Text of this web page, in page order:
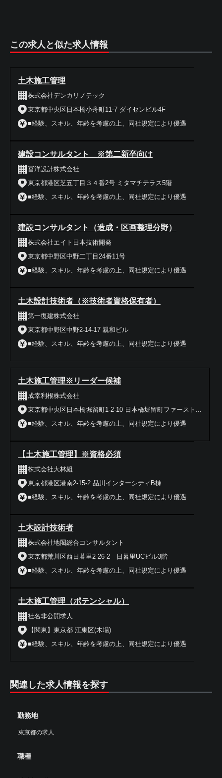
この求人と似た求人情報
土木施工管理
株式会社デンカリノテック
東京都中央区日本橋小舟町11-7 ダイセンビル4F
■経験、スキル、年齢を考慮の上、同社規定により優遇
建設コンサルタント ※第二新卒向け
冨洋設計株式会社
東京都港区芝五丁目３４番2号 ミタマチテラス5階
■経験、スキル、年齢を考慮の上、同社規定により優遇
建設コンサルタント（造成・区画整理分野）
株式会社エイト日本技術開発
東京都中野区中野二丁目24番11号
■経験、スキル、年齢を考慮の上、同社規定により優遇
土木設計技術者（※技術者資格保有者）
第一復建株式会社
東京都中野区中野2-14-17 親和ビル
■経験、スキル、年齢を考慮の上、同社規定により優遇
土木施工管理※リーダー候補
成幸利根株式会社
東京都中央区日本橋堀留町1-2-10 日本橋堀留町ファースト...
■経験、スキル、年齢を考慮の上、同社規定により優遇
【土木施工管理】※資格必須
株式会社大林組
東京都港区港南2-15-2 品川インターシティB棟
■経験、スキル、年齢を考慮の上、同社規定により優遇
土木設計技術者
株式会社地圏総合コンサルタント
東京都荒川区西日暮里2-26-2 日暮里UCビル3階
■経験、スキル、年齢を考慮の上、同社規定により優遇
土木施工管理（ポテンシャル）
社名非公開求人
【関東】東京都 江東区(木場)
■経験、スキル、年齢を考慮の上、同社規定により優遇
関連した求人情報を探す
勤務地
東京都の求人
職種